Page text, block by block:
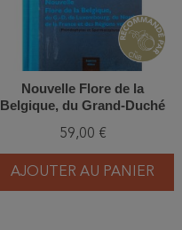
Nouvelle Flore de la
Belgique, du Grand-Duché
la France et des Régions
voisines
59,00 €
AJOUTER AU PANIER